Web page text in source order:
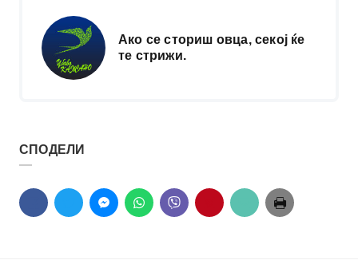
Ако се сториш овца, секој ќе
те стрижи.
СПОДЕЛИ